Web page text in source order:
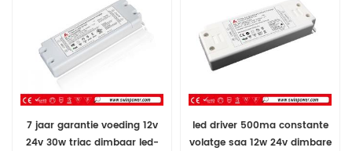
7 jaar garantie voeding 12v
24v 30w triac dimbaar led-
led driver 500ma constante
volatge saa 12w 24v dimbare